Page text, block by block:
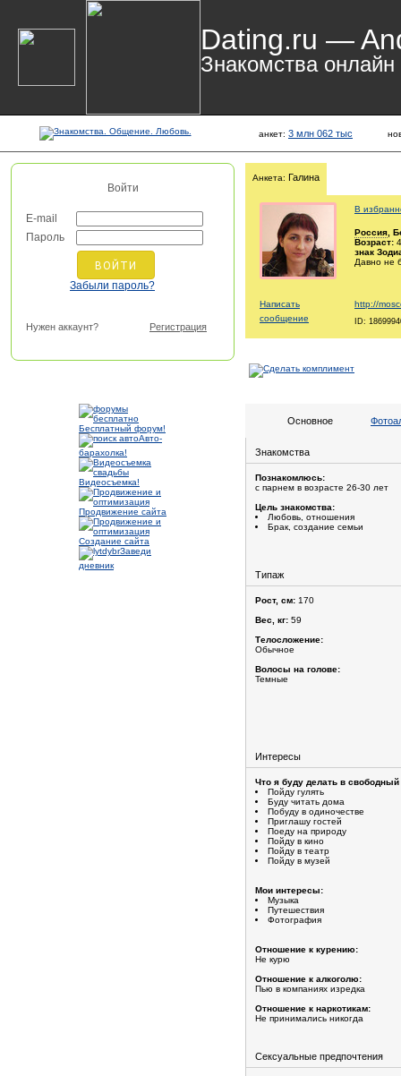
Dating.ru —
Знакомства онлайн
анкет: 3 млн 062 тыс
Войти
E-mail
Пароль
Забыли пароль?
Нужен аккаунт? Регистрация
Бесплатный форум!
Авто-
барахолка!
Видеосъемка!
Продвижение сайта
Создание сайта
Заведи
дневник
Анкета: Галина
В
Россия ,
Возраст:
знак
Давно не
Написать
сообщение
http://
ID:
Основное
Знакомства
Познакомлюсь:
с парнем в возрасте 26-30 лет
Цель знакомства:
Любовь, отношения
Брак, создание семьи
Типаж
Рост, см: 170
Вес, кг: 59
Телосложение:
Обычное
Волосы на голове:
Темные
Интересы
Что я буду делать в свободный
Пойду гулять
Буду читать дома
Побуду в одиночестве
Приглашу гостей
Поеду на природу
Пойду в кино
Пойду в театр
Пойду в музей
Мои интересы:
Музыка
Путешествия
Фотография
Отношение к курению:
Не курю
Отношение к алкоголю:
Пью в компаниях изредка
Отношение к наркотикам:
Не принимались никогда
Сексуальные предпочтения